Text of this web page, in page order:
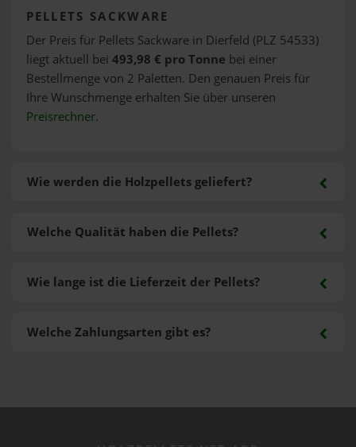
PELLETS SACKWARE
Der Preis für Pellets Sackware in Dierfeld (PLZ 54533)
liegt aktuell bei 493,98 € pro Tonne bei einer
Bestellmenge von 2 Paletten. Den genauen Preis für
Ihre Wunschmenge erhalten Sie über unseren
Preisrechner.
Wie werden die Holzpellets geliefert?
Welche Zahlungsarten gibt es?
Welche Qualität haben die Pellets?
Wie lange ist die Lieferzeit der Pellets?